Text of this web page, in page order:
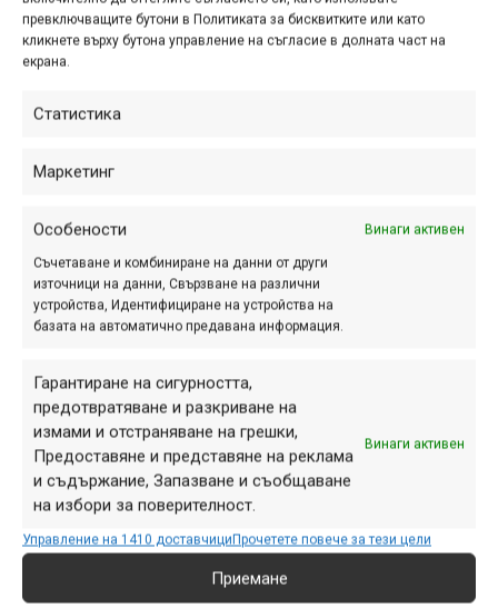
превключващите бутони в Политиката за бисквитките или като
кликнете върху бутона управление на съгласие в долната част на
екрана.
Статистика
Маркетинг
Особености Винаги активен
Съчетаване и комбиниране на данни от други
източници на данни, Свързване на различни
устройства, Идентифициране на устройства на
базата на автоматично предавана информация.
Гарантиране на сигурността,
предотвратяване и разкриване на
измами и отстраняване на грешки,
Предоставяне и представяне на реклама
и съдържание, Запазване и съобщаване
на избори за поверителност.
Винаги активен
Управление на 1410 доставчициПрочетете повече за тези цели
Приемане
https://velosiped.bg/catalogsearch/result/?q=STOUT
Vee Rubber Boxer
Уникалният модел Boxer се отличава с агресивен